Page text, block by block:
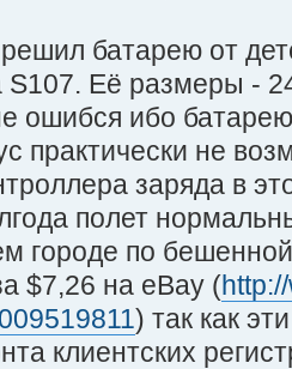
батарею от
S107. Её размеры -
ошибся ибо
практически не
заряда в
полет
городе по
$7,26 на eBay (
) так как
клиентских